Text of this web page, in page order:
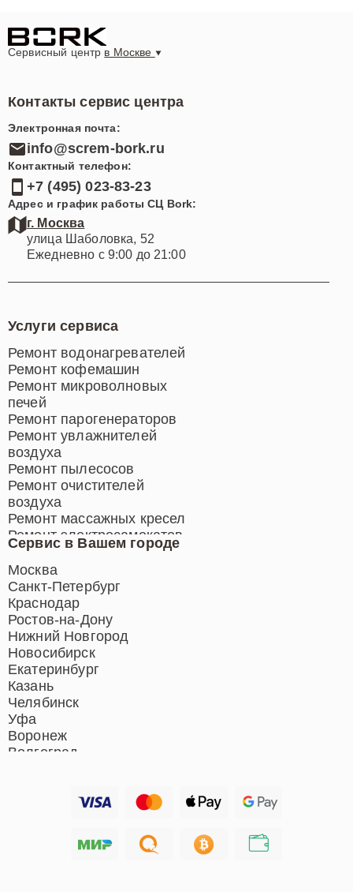
Сервисный центр в Москве
Контакты сервис центра
Электронная почта:
info@screm-bork.ru
Контактный телефон:
+7 (495) 023-83-23
Адрес и график работы СЦ Bork:
г. Москва
улица Шаболовка, 52
Ежедневно с 9:00 до 21:00
Сервис в Вашем городе
Москва
Санкт-Петербург
Краснодар
Ростов-на-Дону
Нижний Новгород
Новосибирск
Екатеринбург
Казань
Челябинск
Уфа
Воронеж
Волгоград
Хабаровск
Услуги сервиса
Ремонт водонагревателей
Ремонт кофемашин
Ремонт микроволновых
печей
Ремонт парогенераторов
Ремонт увлажнителей
воздуха
Ремонт пылесосов
Ремонт очистителей
воздуха
Ремонт массажных кресел
Ремонт электросамокатов
Ремонт индукционных плит
Ремонт роботов-пылесосов
Ремонт гладильных систем
Ремонт отпаривателей
Ремонт вертикальных
пылесосов